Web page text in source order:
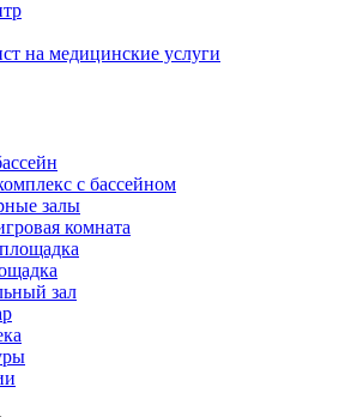
на медицинские услуги
с бассейном
залы
комната
зал